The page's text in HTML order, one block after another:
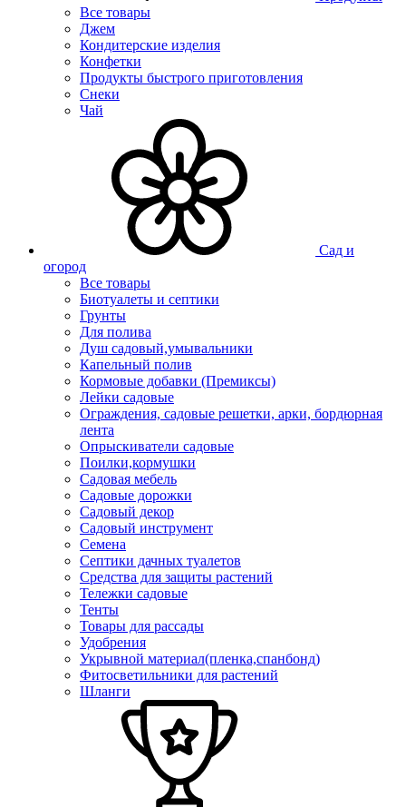
Все товары
Джем
Кондитерские изделия
Конфетки
Продукты быстрого приготовления
Снеки
Чай
Сад и
огород
Все товары
Биотуалеты и септики
Грунты
Для полива
Душ садовый,умывальники
Капельный полив
Кормовые добавки (Премиксы)
Лейки садовые
Ограждения, садовые решетки, арки, бордюрная
лента
Опрыскиватели садовые
Поилки,кормушки
Садовая мебель
Садовые дорожки
Садовый декор
Садовый инструмент
Семена
Септики дачных туалетов
Средства для защиты растений
Тележки садовые
Тенты
Товары для рассады
Удобрения
Укрывной материал(пленка,спанбонд)
Фитосветильники для растений
Шланги